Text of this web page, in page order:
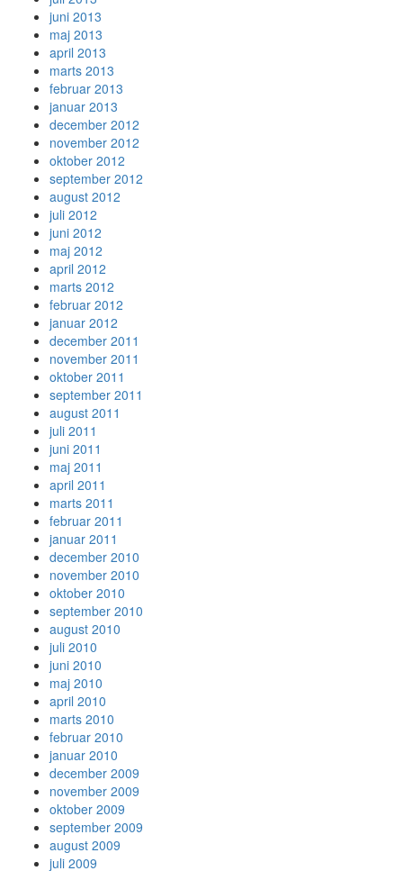
juni 2013
maj 2013
april 2013
marts 2013
februar 2013
januar 2013
december 2012
november 2012
oktober 2012
september 2012
august 2012
juli 2012
juni 2012
maj 2012
april 2012
marts 2012
februar 2012
januar 2012
december 2011
november 2011
oktober 2011
september 2011
august 2011
juli 2011
juni 2011
maj 2011
april 2011
marts 2011
februar 2011
januar 2011
december 2010
november 2010
oktober 2010
september 2010
august 2010
juli 2010
juni 2010
maj 2010
april 2010
marts 2010
februar 2010
januar 2010
december 2009
november 2009
oktober 2009
september 2009
august 2009
juli 2009